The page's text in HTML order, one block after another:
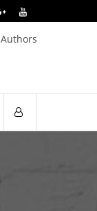
Authors